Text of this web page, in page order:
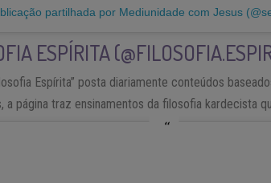
partilhada por Mediunidade com Jesus
ESPÍRITA
Espírita” posta diariamente conteúdos
a página traz ensinamentos da filosofia kardecista